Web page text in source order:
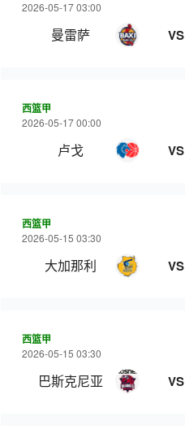
2026-05-17 03:00
曼雷萨 VS
西篮甲
2026-05-17 00:00
卢戈 VS
西篮甲
2026-05-15 03:30
大加那利 VS
西篮甲
2026-05-15 03:30
巴斯克尼亚 VS